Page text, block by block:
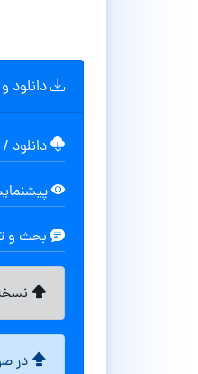
دانلود
دانلود /
بحث و
در